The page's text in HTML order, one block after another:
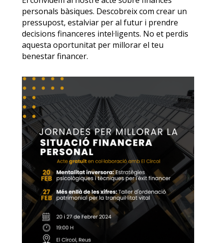
personals bàsiques. Descobreix com crear un
pressupost, estalviar per al futur i prendre
decisions financeres intel·ligents. No et perdis
aquesta oportunitat per millorar el teu
benestar financer.